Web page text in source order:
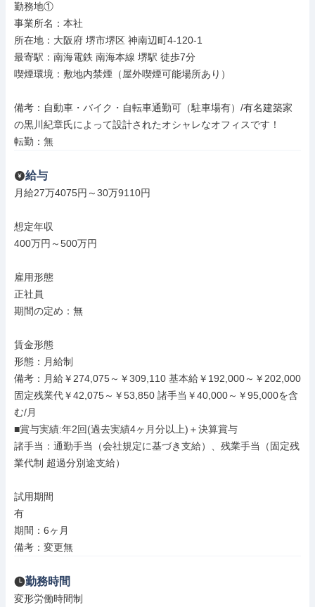
勤務地①
事業所名：本社
所在地：大阪府 堺市堺区 神南辺町4-120-1
最寄駅：南海電鉄 南海本線 堺駅 徒歩7分
喫煙環境：敷地内禁煙（屋外喫煙可能場所あり）
備考：自動車・バイク・自転車通勤可（駐車場有）/有名建築家
の黒川紀章氏によって設計されたオシャレなオフィスです！
転勤：無
給与
月給27万4075円～30万9110円
想定年収
400万円～500万円
雇用形態
正社員
期間の定め：無
賃金形態
形態：月給制
備考：月給￥274,075～￥309,110 基本給￥192,000～￥202,000
固定残業代￥42,075～￥53,850 諸手当￥40,000～￥95,000を含
む/月
■賞与実績:年2回(過去実績4ヶ月分以上)＋決算賞与
諸手当：通勤手当（会社規定に基づき支給）、残業手当（固定残
業代制 超過分別途支給）
試用期間
有
期間：6ヶ月
備考：変更無
勤務時間
変形労働時間制